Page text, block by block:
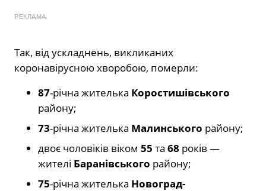
РЕКЛАМА
Так, від ускладнень, викликаних
коронавірусною хворобою, померли:
87-річна жителька Коростишівського
району;
73-річна жителька Малинського району;
двоє чоловіків віком 55 та 68 років —
жителі Баранівського району;
75-річна жителька Новоград-